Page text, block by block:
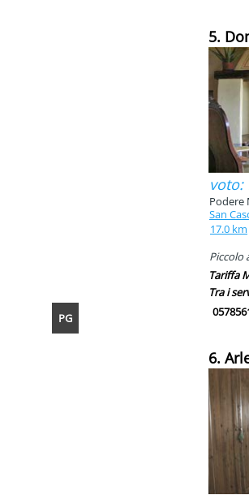
PG
5.
voto:
Podere
San
17.0 km
Piccolo
Tariffa
Tra i
6.